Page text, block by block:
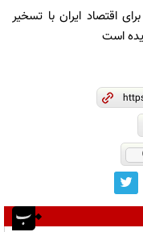
اقتصاد ایران با تسخیر
است